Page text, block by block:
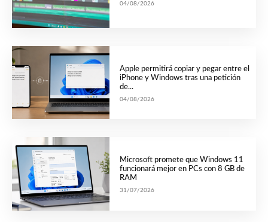
04/08/2026
Apple permitirá copiar y pegar entre el
iPhone y Windows tras una petición
de...
04/08/2026
Microsoft promete que Windows 11
funcionará mejor en PCs con 8 GB de
RAM
31/07/2026